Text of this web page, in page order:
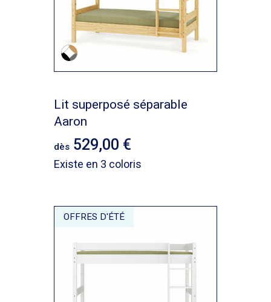
Lit superposé séparable
Aaron
dès 529,00
Existe en 3 coloris
OFFRES D'ÉTÉ